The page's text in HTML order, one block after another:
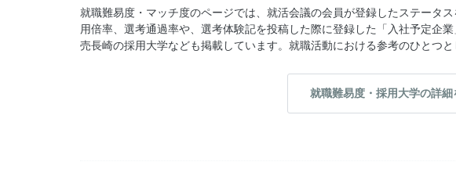
就職難易度・マッチ度のページでは、就活会議の会員が登録したステータ
用倍率、選考通過率や、選考体験記を投稿した際に登録した「入社予定企
売長崎の採用大学なども掲載しています。就職活動における参考のひとつと
就職難易度・採用大学の詳細